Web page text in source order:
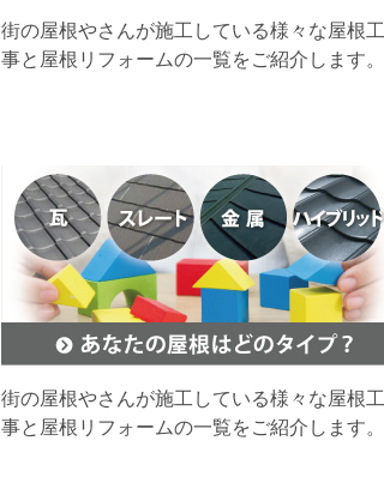
街の屋根やさんが施工している様々な屋根工
事と屋根リフォームの一覧をご紹介します。
街の屋根やさんが施工している様々な屋根工
事と屋根リフォームの一覧をご紹介します。